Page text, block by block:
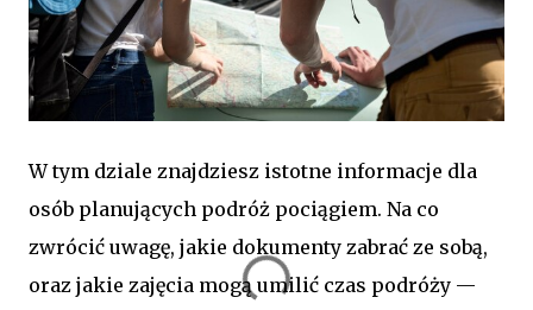
W tym dziale znajdziesz istotne informacje dla
osób planujących podróż pociągiem. Na co
zwrócić uwagę, jakie dokumenty zabrać ze sobą,
oraz jakie zajęcia mogą umilić czas podróży —